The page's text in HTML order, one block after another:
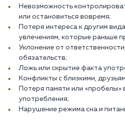
Невозможность
или остановиться вовремя;
Потеря интереса к другим
увлечениям, которые раньше
Уклонение от
обязательств;
Ложь или скрытие факта
Конфликты с близкими,
Потеря памяти или «пробелы»
употребления;
Нарушение режима сна и